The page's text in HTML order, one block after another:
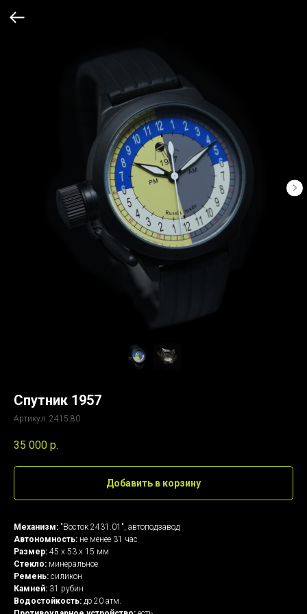
Спутник 1957
Артикул: 2415.80
35 000 р.
Добавить в корзину
Механизм: "Восток 2431.01", автоподзавод
Автономность: не менее 31 час
Размер: 45 х 53 х 15 мм
Стекло: минеральное
Ремень: силикон
Камней: 31 рубин
Водостойкость: до 20 атм.